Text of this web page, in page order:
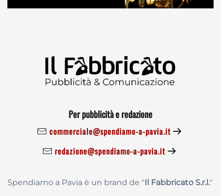
Per pubblicità e redazione
commerciale@spendiamo-a-pavia.it
redazione@spendiamo-a-pavia.it
Spendiamo a Pavia è un brand de " Il Fabbricato S.r.l."